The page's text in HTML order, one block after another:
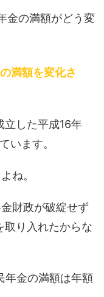
金の満額がどう変
満額を変化さ
立した平成16年
います。
ね。
財政が破綻せず
取り入れたからな
年金の満額は年額